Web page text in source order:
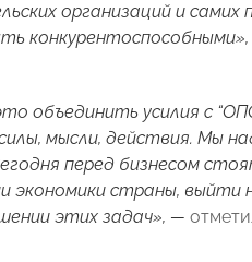
организаций и самих
объединить усилия с
мысли, действия. Мы
перед бизнесом
экономики страны, выйти
этих задач», —